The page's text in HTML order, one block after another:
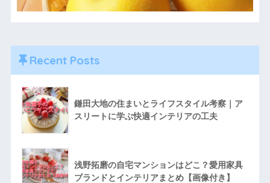
Recent Posts
鎌田大地の住まいとライフスタイル考察｜ア
スリートに学ぶ快適インテリアの工夫
浅野拓磨の自宅マンションはどこ？愛用家具
ブランドとインテリアまとめ【画像付き】